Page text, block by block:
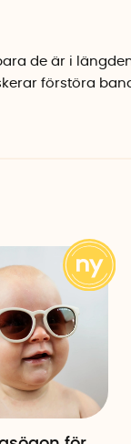
blå eller
fjäril i mitten av
allmänna
de är i
förstöra